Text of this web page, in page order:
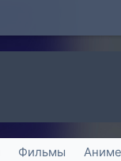
Фильмы Аниме